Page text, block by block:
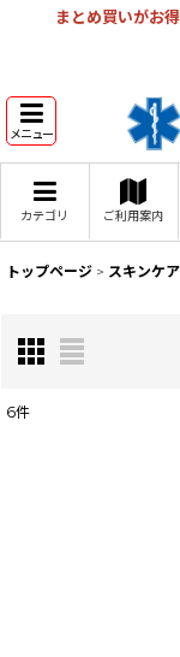
まとめ買いがお
メニュー
カテゴリ ご利用案内
トップページ > スキンケア
6件